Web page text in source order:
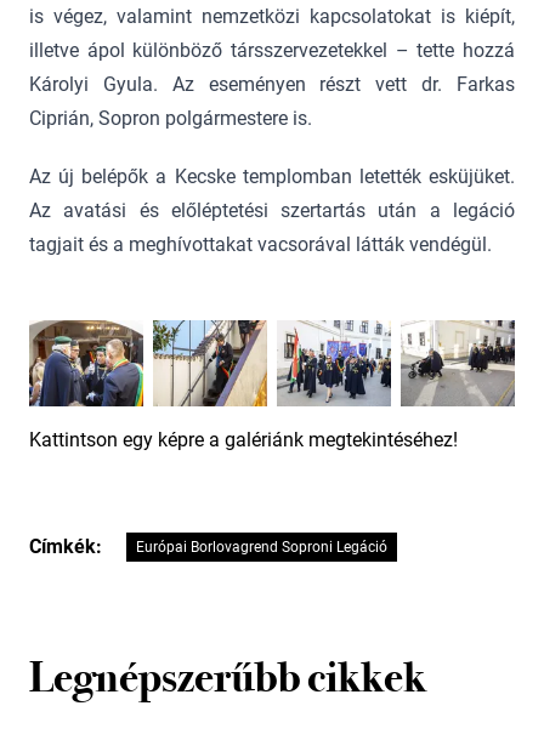
is végez, valamint nemzetközi kapcsolatokat is kiépít,
illetve ápol különböző társszervezetekkel – tette hozzá
Károlyi Gyula. Az eseményen részt vett dr. Farkas
Ciprián, Sopron polgármestere is.
Az új belépők a Kecske templomban letették esküjüket.
Az avatási és előléptetési szertartás után a legáció
tagjait és a meghívottakat vacsorával látták vendégül.
Kattintson egy képre a galériánk megtekintéséhez!
Címkék: Európai Borlovagrend Soproni Legáció
Legnépszerűbb cikkek